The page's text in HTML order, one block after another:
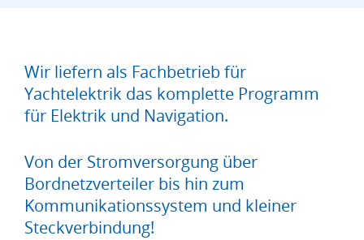
Wir liefern als Fachbetrieb für
Yachtelektrik das komplette Programm
für Elektrik und Navigation.
Von der Stromversorgung über
Bordnetzverteiler bis hin zum
Kommunikationssystem und kleiner
Steckverbindung!